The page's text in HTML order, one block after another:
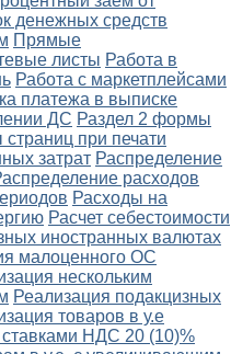
денежных средств
Прямые
листы Работа в
Работа с маркетплейсами
платежа в выписке
ДС Раздел 2 формы
при печати
затрат Распределение
расходов
Расходы на
Расчет себестоимости
иностранных валютах
малоценного ОС
нескольким
Реализация подакцизных
товаров в у.е
НДС 20 (10)%